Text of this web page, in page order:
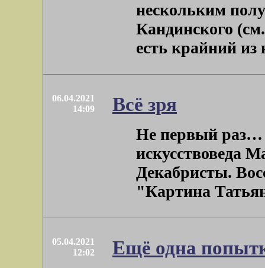
нескольким
Кандинского
есть крайний из
06.04.2021
14:09
Всё зря
Не первый раз…
искусствоведа
Декабристы.
"Картина
05.04.2021
12:02
Ещё одна